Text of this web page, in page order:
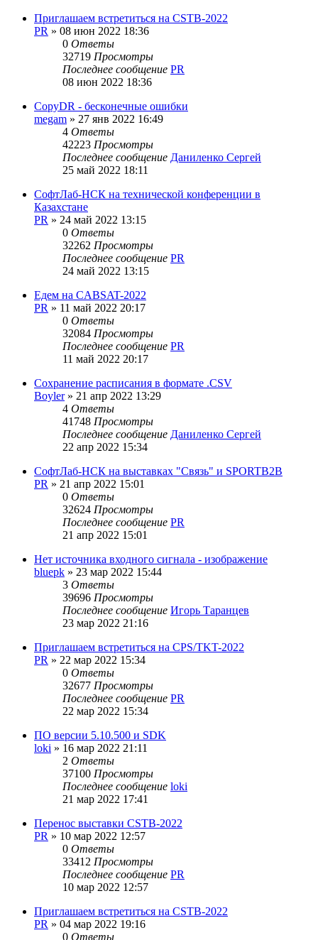
Приглашаем встретиться на CSTB-2022
PR » 08 июн 2022 18:36
0 Ответы
32719 Просмотры
Последнее сообщение PR
08 июн 2022 18:36
CopyDR - бесконечные ошибки
megam » 27 янв 2022 16:49
4 Ответы
42223 Просмотры
Последнее сообщение Даниленко Сергей
25 май 2022 18:11
СофтЛаб-НСК на технической конференции в
Казахстане
PR » 24 май 2022 13:15
0 Ответы
32262 Просмотры
Последнее сообщение PR
24 май 2022 13:15
Едем на CABSAT-2022
PR » 11 май 2022 20:17
0 Ответы
32084 Просмотры
Последнее сообщение PR
11 май 2022 20:17
Сохранение расписания в формате .CSV
Boyler» 21 апр 2022 13:29
4 Ответы
41748 Просмотры
Последнее сообщение Даниленко Сергей
22 апр 2022 15:34
СофтЛаб-НСК на выставках "Связь" и SPORTB2B
PR » 21 апр 2022 15:01
0 Ответы
32624 Просмотры
Последнее сообщение PR
21 апр 2022 15:01
Нет источника входного сигнала - изображение
bluepk » 23 мар 2022 15:44
3 Ответы
39696 Просмотры
Последнее сообщение Игорь Таранцев
23 мар 2022 21:16
Приглашаем встретиться на CPS/TKT-2022
PR » 22 мар 2022 15:34
0 Ответы
32677 Просмотры
Последнее сообщение PR
22 мар 2022 15:34
ПО версии 5.10.500 и SDK
loki » 16 мар 2022 21:11
2 Ответы
37100 Просмотры
Последнее сообщение loki
21 мар 2022 17:41
Перенос выставки CSTB-2022
PR » 10 мар 2022 12:57
0 Ответы
33412 Просмотры
Последнее сообщение PR
10 мар 2022 12:57
Приглашаем встретиться на CSTB-2022
PR » 04 мар 2022 19:16
0 Ответы